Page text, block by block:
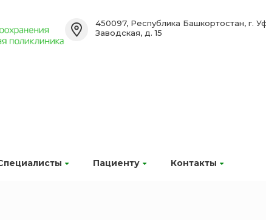
Пациенту Контакты
450097, Республика Башкортостан, г.
Заводская, д. 15